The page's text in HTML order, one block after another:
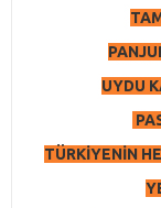
UYDU
TÜRKİYENİN